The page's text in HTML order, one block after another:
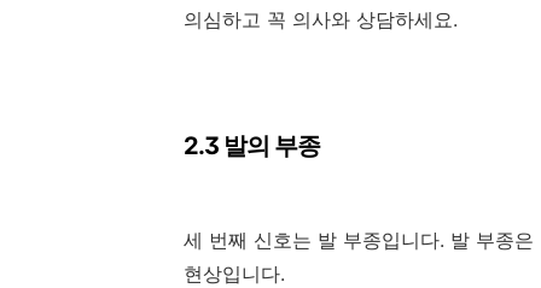
의심하고 꼭 의사와 상담하세요.
2.3 발의 부종
세 번째 신호는 발 부종입니다. 발 부종
현상입니다.